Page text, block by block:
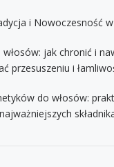
i Nowoczesność
jak chronić i
przesuszeniu i
do włosów: